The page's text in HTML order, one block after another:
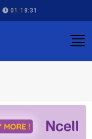
01:18:31